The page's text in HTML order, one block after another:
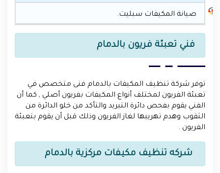
صيانة المكيفات سبليت.
فني تعبئة فريون بالدمام
توفر شركة تنظيف المكيفات بالدمام فنى متخصص في
تعبئة الفريون لمختلف أنواع المكيفات بفريون أصلي , كما أن
الفني يقوم بفحص دائرة التبريد والتأكد من خلو الدائرة من
الثقوب وهدم تهريبها لغاز الفريون وذلك قبل أن يقوم بتعبئة
الفريون .
شركه تنظيف مكيفات مركزية بالدمام